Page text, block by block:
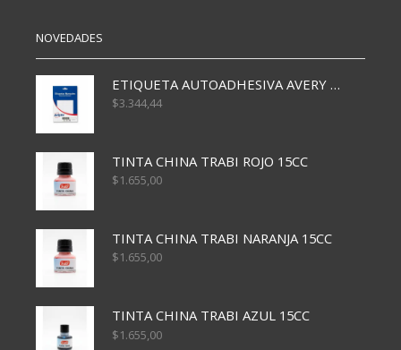
NOVEDADES
ETIQUETA AUTOADHESIVA AVERY 3026 30H 20 X 70
$3.344,44
TINTA CHINA TRABI ROJO 15CC
$1.655,00
TINTA CHINA TRABI NARANJA 15CC
$1.655,00
TINTA CHINA TRABI AZUL 15CC
$1.655,00